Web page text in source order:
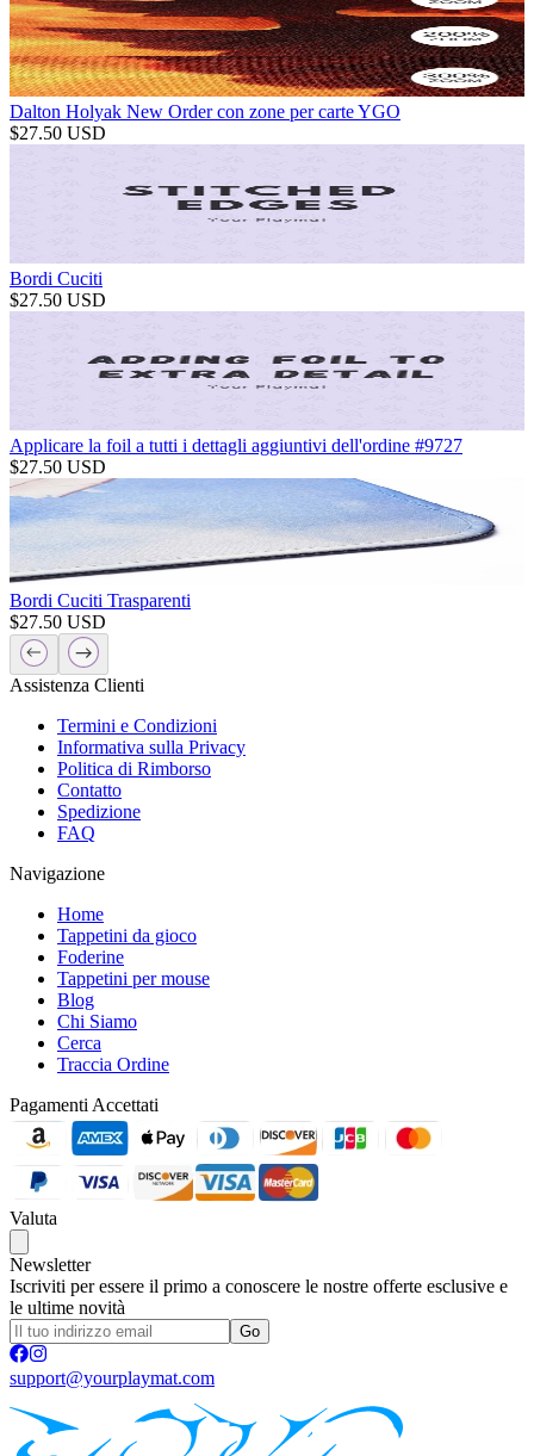
Dalton Holyak New Order con zone per carte YGO
$27.50 USD
Bordi Cuciti
$27.50 USD
Applicare la foil a tutti i dettagli aggiuntivi dell'ordine #9727
$27.50 USD
Bordi Cuciti Trasparenti
$27.50 USD
Assistenza Clienti
Termini e Condizioni
Informativa sulla Privacy
Politica di Rimborso
Contatto
Spedizione
FAQ
Navigazione
Home
Tappetini da gioco
Foderine
Tappetini per mouse
Blog
Chi Siamo
Cerca
Traccia Ordine
Pagamenti Accettati
Valuta
Newsletter
Iscriviti per essere il primo a conoscere le nostre offerte esclusive e
le ultime novità
Go
support@yourplaymat.com